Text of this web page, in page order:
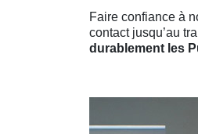
Faire confiance à
contact jusqu’au
durablement les